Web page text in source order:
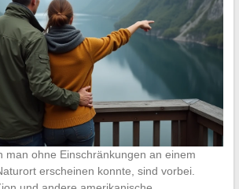
man ohne Einschränkungen an einem
erscheinen konnte, sind vorbei.